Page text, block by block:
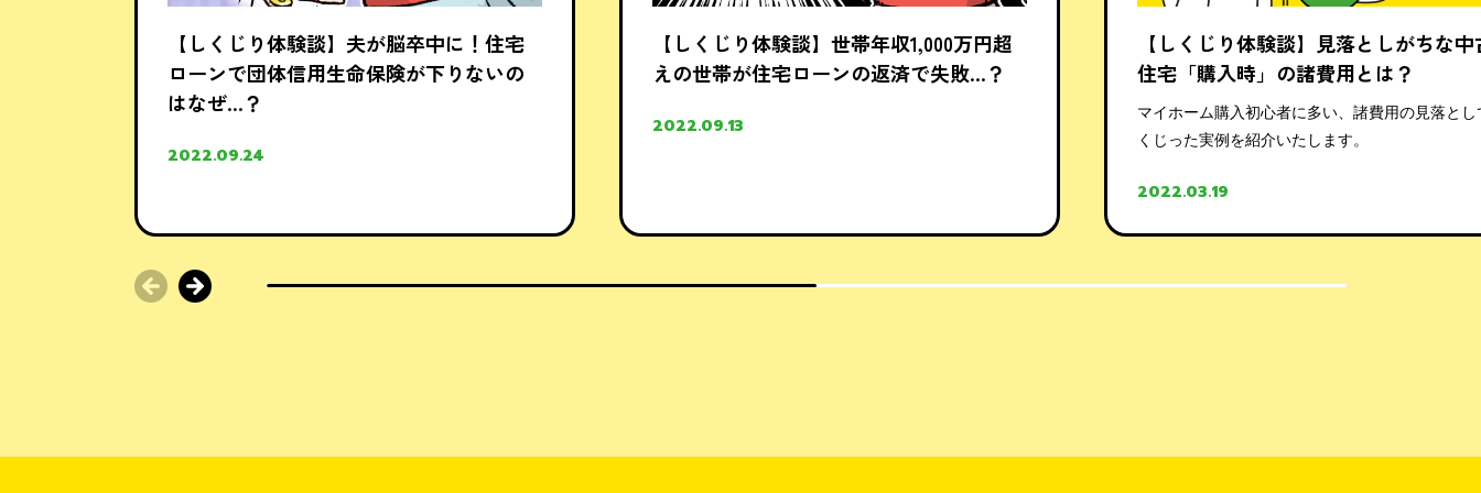
【しくじり体験談】夫が脳卒中に！住宅
ローンで団体信用生命保険が下りないの
はなぜ…？
2022.09.24
【しくじり体験談】世帯年収1,000万円超
えの世帯が住宅ローンの返済で失敗…？
2022.09.13
【しくじり体験談】見落としがちな中
住宅「購入時」の諸費用とは？
マイホーム購入初心者に多い、諸費用の見落とし
くじった実例を紹介いたします。
2022.03.19